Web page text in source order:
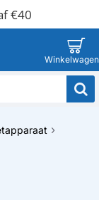
€40